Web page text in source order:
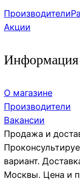
Производители
Акции
Информация
О магазине
Производители
Вакансии
Продажа и
вариант.
Москвы. Цена и